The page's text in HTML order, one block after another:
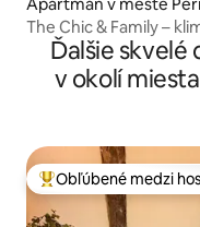
The Chic & Family –
parkovanie
Ďalšie
v okolí
Najobľúbenejšie
Obľúbené medzi